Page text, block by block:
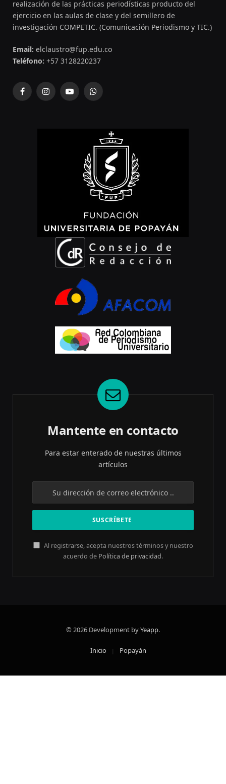
realización de las prácticas periodísticas producto del
ejercicio en las aulas de clase y del semillero de
investigación COMPETIC. (Comunicación Periodismo y TIC.)
Email: elclaustro@fup.edu.co
Teléfono: +57 3128220237
FacebookInstagramYouTubeWhatsApp
Mantente en contacto
Para estar enterado de nuestras últimos
artículos
Al registrarse, acepta nuestros términos y nuestro
acuerdo de Política de privacidad.
© 2026 Development byYeapp.
Inicio Popayán